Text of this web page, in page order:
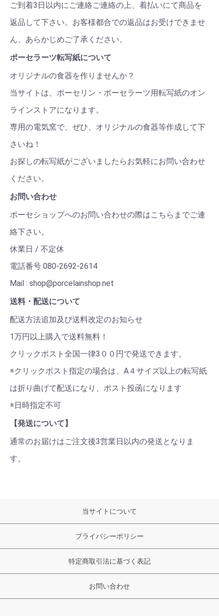
ご到着3日以内にご連絡ご連絡の上、着払いにて商品を
返品して下さい。お客様都合での返品はお受けできませ
ん、あらかじめご了承ください。
ポーセラーツ転写紙について
オリジナルの食器を作りませんか？
当サイトは、ポーセリン・ポーセラーツ用転写紙のオン
ラインストアになります。
専用の電気窯で、ぜひ、オリジナルの食器等作成して下
さいね！
お探しの転写紙がございましたらお気軽にお問い合わせ
ください。
お問い合わせ
ポーセショップへのお問い合わせの際はこちらまでご連
絡下さい。
休業日 / 不定休
電話番号 080-2692-2614
Mail : shop@porcelainshop.net
送料・配送について
配送方法追加及び送料改定のお知らせ
1万円以上購入で送料無料！
クリックポスト全国一律3００円で発送できます。
※クリックポスト指定の場合は、A４サイズ以上の転写紙
は折り曲げて配送になり、ポスト投函になります
※日時指定不可
【発送について】
通常のお届けはご注文後3営業日以内の発送となりま
す。
当サイトについて
プライバシーポリシー
特定商取引法に基づく表記
お問い合わせ